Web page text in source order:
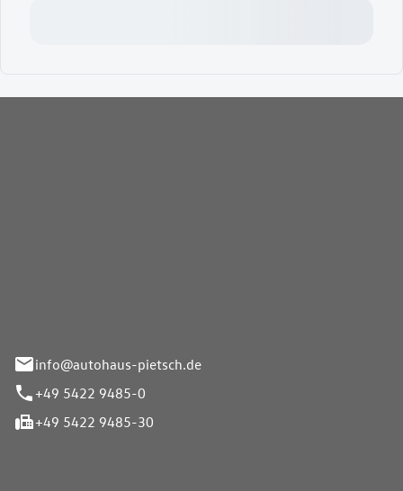
info@autohaus-pietsch.de
+49 5422 9485-0
+49 5422 9485-30